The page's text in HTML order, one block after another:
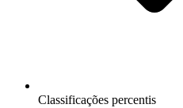
Classificações percentis